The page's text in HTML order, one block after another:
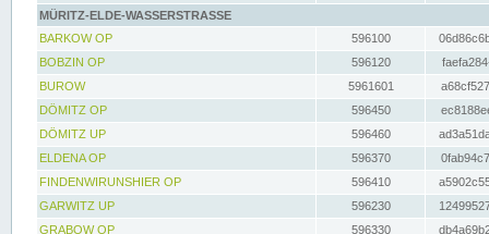
MÜRITZ-ELDE-WASSERSTRASSE
BARKOW OP
596100
BOBZIN OP
596120
BUROW
5961601
DÖMITZ OP
596450
DÖMITZ UP
596460
ELDENA OP
596370
FINDENWIRUNSHIER OP
596410
GARWITZ UP
596230
GRABOW OP
596330